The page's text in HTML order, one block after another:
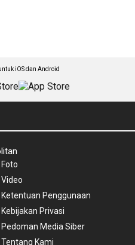
iOS dan Android
Foto
Video
Ketentuan Penggunaan
Kebijakan Privasi
Pedoman Media Siber
Tentang Kami